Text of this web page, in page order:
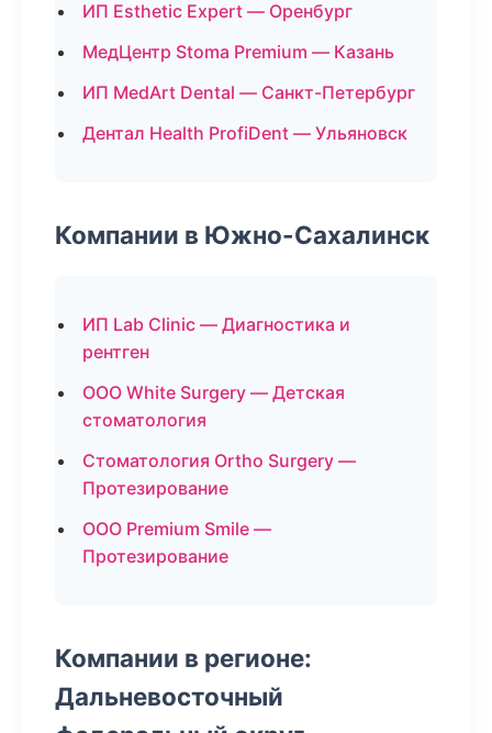
ИП Esthetic Expert — Оренбург
МедЦентр Stoma Premium — Казань
ИП MedArt Dental — Санкт-Петербург
Дентал Health ProfiDent — Ульяновск
Компании в Южно-Сахалинск
ИП Lab Clinic — Диагностика и
рентген
ООО White Surgery — Детская
стоматология
Стоматология Ortho Surgery —
Протезирование
ООО Premium Smile —
Протезирование
Компании в регионе:
Дальневосточный